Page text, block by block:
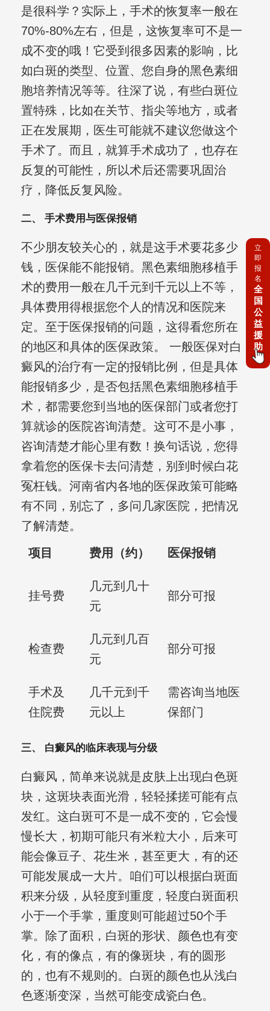
是很科学？实际上，手术的恢复率一般在
70%-80%左右，但是，这恢复率可不是一
成不变的哦！它受到很多因素的影响，比
如白斑的类型、位置、您自身的黑色素细
胞培养情况等等。往深了说，有些白斑位
置特殊，比如在关节、指尖等地方，或者
正在发展期，医生可能就不建议您做这个
手术了。而且，就算手术成功了，也存在
反复的可能性，所以术后还需要巩固治
疗，降低反复风险。
二、 手术费用与医保报销
不少朋友较关心的，就是这手术要花多少
钱，医保能不能报销。黑色素细胞移植手
术的费用一般在几千元到千元以上不等，
具体费用得根据您个人的情况和医院来
定。至于医保报销的问题，这得看您所在
的地区和具体的医保政策。 一般医保对白
癜风的治疗有一定的报销比例，但是具体
能报销多少，是否包括黑色素细胞移植手
术，都需要您到当地的医保部门或者您打
算就诊的医院咨询清楚。这可不是小事，
咨询清楚才能心里有数！换句话说，您得
拿着您的医保卡去问清楚，别到时候白花
冤枉钱。河南省内各地的医保政策可能略
有不同，别忘了，多问几家医院，把情况
了解清楚。
项目 费用（约） 医保报销
挂号费
几元到几十
元
部分可报
检查费
几元到几百
元
部分可报
手术及
住院费
几千元到千
元以上
需咨询当地医
保部门
三、 白癜风的临床表现与分级
白癜风，简单来说就是皮肤上出现白色斑
块，这斑块表面光滑，轻轻揉搓可能有点
发红。这白斑可不是一成不变的，它会慢
慢长大，初期可能只有米粒大小，后来可
能会像豆子、花生米，甚至更大，有的还
可能发展成一大片。咱们可以根据白斑面
积来分级，从轻度到重度，轻度白斑面积
小于一个手掌，重度则可能超过50个手
掌。除了面积，白斑的形状、颜色也有变
化，有的像点，有的像斑块，有的圆形
的，也有不规则的。白斑的颜色也从浅白
色逐渐变深，当然可能变成瓷白色。
立
即
报
名
全
国
公
益
援
助